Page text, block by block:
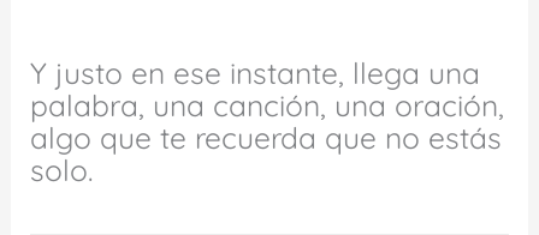
Y justo en ese instante, llega una
palabra, una canción, una oración,
algo que te recuerda que no estás
solo.